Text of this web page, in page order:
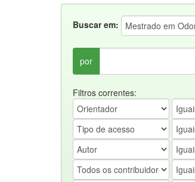
Buscar em:
por
Filtros correntes: